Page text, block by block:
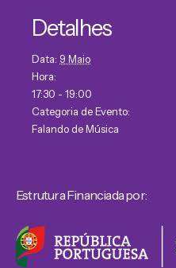
Detalhes
Data: 9 Maio
Hora:
17:30 - 19:00
Categoria de Evento:
Falando de Música
Estrutura Financiada por: